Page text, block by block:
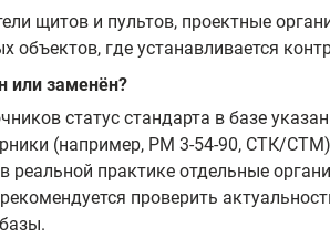
щитов и пультов, проектные
где устанавливается
или заменён?
статус стандарта в базе
(например, РМ 3-54-90, СТК/
реальной практике отдельные
проверить